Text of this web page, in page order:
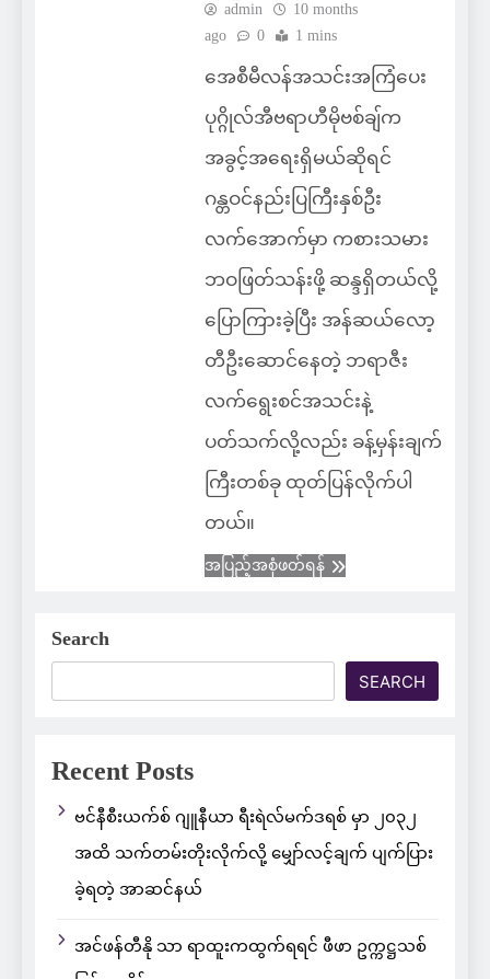
admin
10 months
ago
0 1 mins
အေစီမီလန်အသင်းအကြံပေး
ပုဂ္ဂိုလ်အီဗရာဟီမိုဗစ်ချ်က
အခွင့်အရေးရှိမယ်ဆိုရင်
ဂန္တဝင်နည်းပြကြီးနှစ်ဦး
လက်အောက်မှာ ကစားသမား
ဘဝဖြတ်သန်းဖို့ ဆန္ဒရှိတယ်လို့
ပြောကြားခဲ့ပြီး အန်ဆယ်လော့
တီဦးဆောင်နေတဲ့ ဘရာဇီး
လက်ရွေးစင်အသင်းနဲ့
ပတ်သက်လို့လည်း ခန့်မှန်းချက်
ကြီးတစ်ခု ထုတ်ပြန်လိုက်ပါ
တယ်။
အပြည့်အစုံဖတ်ရန်
Search
SEARCH
Recent Posts
ဗင်နီစီးယက်စ် ဂျူနီယာ ရီးရဲလ်မက်ဒရစ် မှာ ၂၀၃၂
အထိ သက်တမ်းတိုးလိုက်လို့ မျှော်လင့်ချက် ပျက်ပြား
ခဲ့ရတဲ့ အာဆင်နယ်
အင်ဖန်တီနို သာ ရာထူးကထွက်ရရင် ဖီဖာ ဥက္ကဋ္ဌသစ်